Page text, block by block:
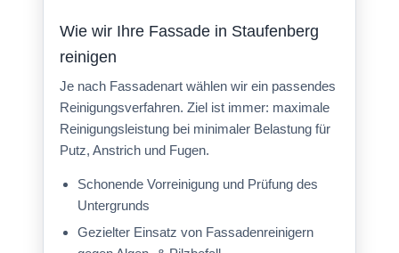
Wie wir Ihre Fassade in Staufenberg
reinigen
Je nach Fassadenart wählen wir ein passendes
Reinigungsverfahren. Ziel ist immer: maximale
Reinigungsleistung bei minimaler Belastung für
Putz, Anstrich und Fugen.
Schonende Vorreinigung und Prüfung des
Untergrunds
Gezielter Einsatz von Fassadenreinigern